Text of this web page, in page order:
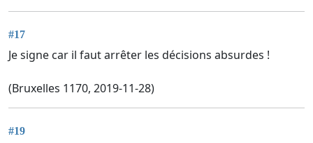
#17
Je signe car il faut arrêter les décisions absurdes !
(Bruxelles 1170, 2019-11-28)
#19